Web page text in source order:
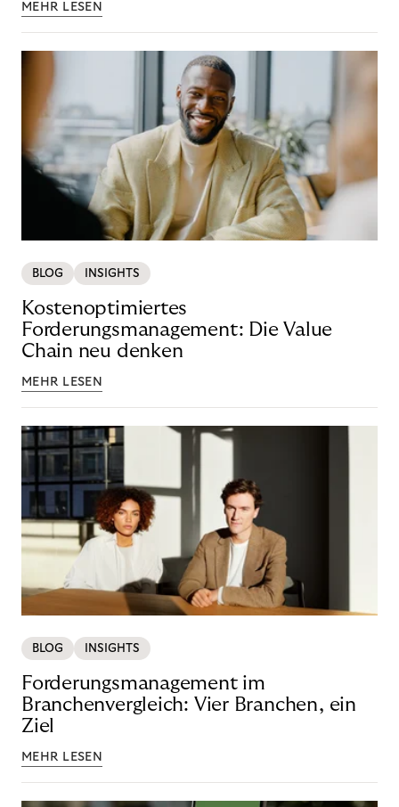
MEHR LESEN
BLOG INSIGHTS
Kostenoptimiertes
Forderungsmanagement: Die Value
Chain neu denken
MEHR LESEN
BLOG INSIGHTS
Forderungsmanagement im
Branchenvergleich: Vier Branchen, ein
Ziel
MEHR LESEN